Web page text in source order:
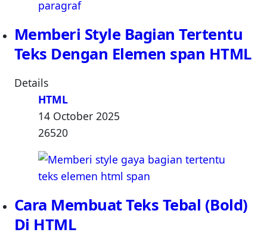
Memberi Style Bagian Tertentu
Teks Dengan Elemen span HTML
Details
HTML
14 October 2025
26520
Cara Membuat Teks Tebal (Bold)
Di HTML